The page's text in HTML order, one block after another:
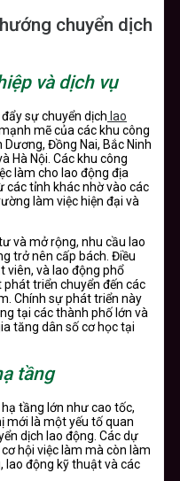
chuyển dịch
và dịch vụ
sự chuyển dịch lao
mẽ của các khu công
Đồng Nai, Bắc Ninh
Hà Nội. Các khu công
làm cho lao động địa
tỉnh khác nhờ vào các
làm việc hiện đại và
và mở rộng, nhu cầu lao
trở nên cấp bách. Điều
viên, và lao động phổ
triển chuyển đến các
Chính sự phát triển này
tại các thành phố lớn và
tăng dân số cơ học tại
tầng
tầng lớn như cao tốc,
mới là một yếu tố quan
dịch lao động. Các dự
hội việc làm mà còn làm
lao động kỹ thuật và các